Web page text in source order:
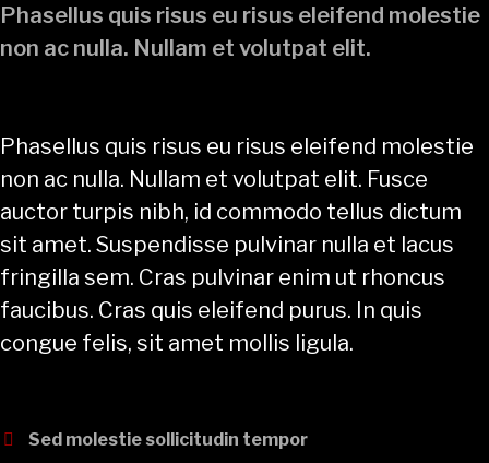
Phasellus quis risus eu risus eleifend molestie
non ac nulla. Nullam et volutpat elit.
Phasellus quis risus eu risus eleifend molestie
non ac nulla. Nullam et volutpat elit. Fusce
auctor turpis nibh, id commodo tellus dictum
sit amet. Suspendisse pulvinar nulla et lacus
fringilla sem. Cras pulvinar enim ut rhoncus
faucibus. Cras quis eleifend purus. In quis
congue felis, sit amet mollis ligula.
Sed molestie sollicitudin tempor